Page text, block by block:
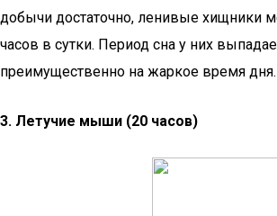
добычи достаточно, ленивые хищники
часов в сутки. Период сна у них
преимущественно на жаркое время дня.
3. Летучие мыши (20 часов)